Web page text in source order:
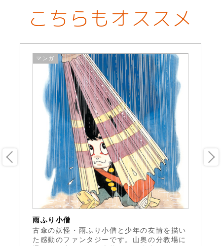
こちらもオススメ
マンガ
雨ふり小僧
古傘の妖怪・雨ふり小僧と少年の友情を描い
た感動のファンタジーです。山奥の分教場に